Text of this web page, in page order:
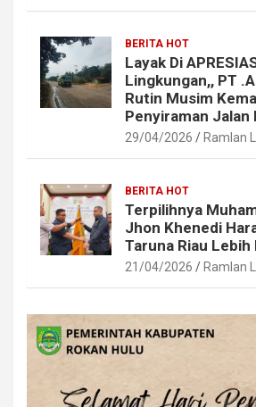
BERITA HOT
Layak Di
Lingkungan,, PT
Rutin Musim
Penyiraman Jalan
29/04/2026 Ramlan
BERITA HOT
Terpilihnya
Jhon Khenedi
Taruna Riau Lebih
21/04/2026 Ramlan